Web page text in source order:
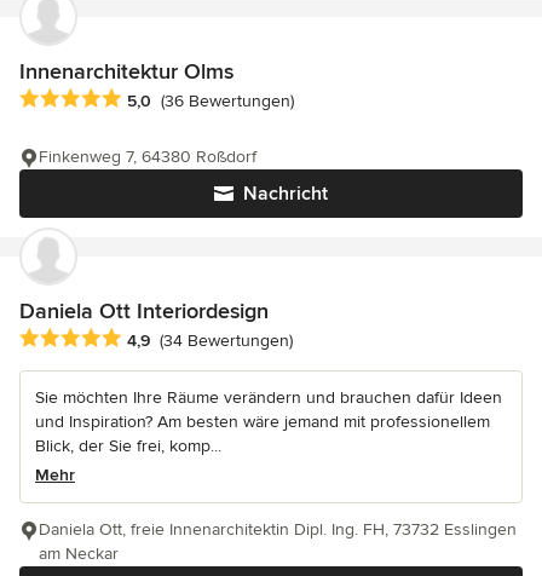
Innenarchitektur Olms
Durchschnittliche Bewertung: 5 von 5 Sternen
5,0 (36 Bewertungen)
Nachricht
Finkenweg 7, 64380 Roßdorf
Daniela Ott Interiordesign
Durchschnittliche Bewertung: 4.9 von 5 Sternen
4,9 (34 Bewertungen)
Sie möchten Ihre Räume verändern und brauchen dafür Ideen
und Inspiration? Am besten wäre jemand mit professionellem
Blick, der Sie frei, komp...
Mehr
Daniela Ott, freie Innenarchitektin Dipl. Ing. FH, 73732 Esslingen
am Neckar